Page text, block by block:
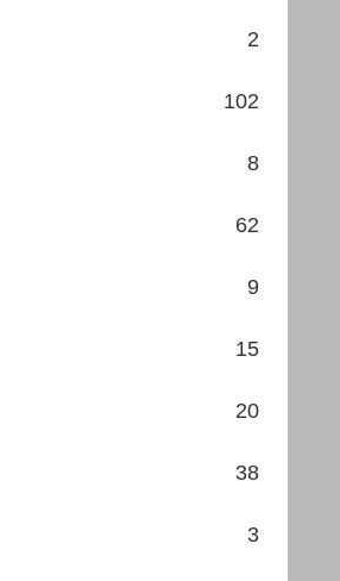
2
102
8
62
9
15
20
38
3